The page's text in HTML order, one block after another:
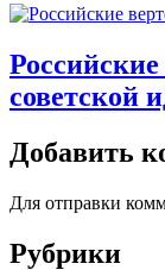
советской
Добавить
Для отправки
Рубрики